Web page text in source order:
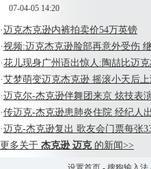
07-04-05 14:20
·迈克杰克逊内裤拍卖价54万英镑
·视频:迈克杰克逊脸部再意外受伤
·花儿现身广州语出惊人:陶喆比迈
·艾梦萌变迈克杰克逊 摇滚小天后
·迈克尔-杰克逊伴舞团来京 炫技表
·传迈克-杰克逊患肺炎住院 经纪人
·迈克-杰克逊复出 歌友会门票每张
更多关于 杰克逊 迈克的新闻>>